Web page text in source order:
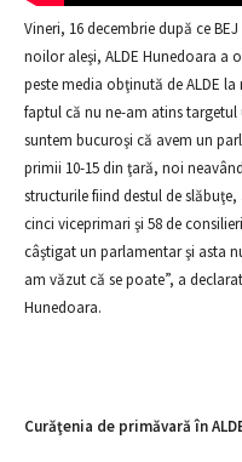
Vineri, 16 decembrie după ce
noilor aleşi, ALDE Hunedoara a
peste media obţinută de ALDE
faptul că nu ne-am atins
suntem bucuroşi că avem un
primii 10-15 din ţară, noi
structurile fiind destul de
cinci viceprimari şi 58 de
câştigat un parlamentar şi asta
am văzut că se poate”, a
Hunedoara.
Curăţenia de primăvară în